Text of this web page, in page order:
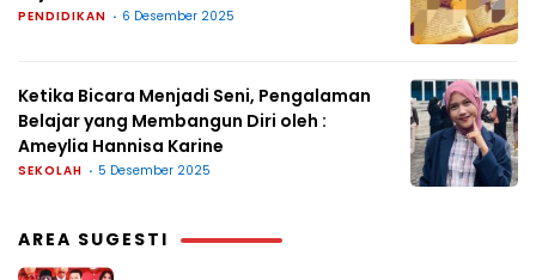
PENDIDIKAN 6 Desember 2025
Ketika Bicara Menjadi Seni, Pengalaman
Belajar yang Membangun Diri oleh :
Ameylia Hannisa Karine
SEKOLAH 5 Desember 2025
AREA SUGESTI